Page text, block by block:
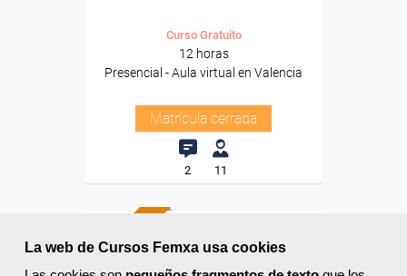
La web de Cursos Femxa usa cookies
Curso Gratuito
12 horas
Presencial - Aula virtual en Valencia
Matrícula cerrada
2 11
PRESENCIAL